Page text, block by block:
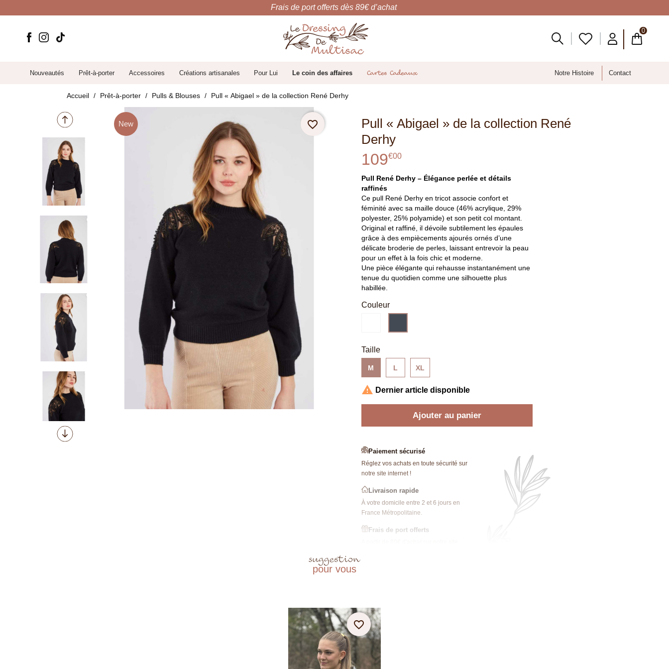
0
Nouveautés Prêt-à-porter Accessoires Créations artisanales Pour Lui Le coin des affaires Cartes Cadeaux Notre Histoire Contact
Frais de port offerts dès 89€ d’achat
Accueil Prêt-à-porter Pulls & Blouses Pull « Abigael » de la collection René Derhy
favorite_border
New
Pull « Abigael » de la collection René
Derhy
109€00
Pull René Derhy – Élégance perlée et détails
raffinés
Ce pull René Derhy en tricot associe confort et
féminité avec sa maille douce (46% acrylique, 29%
polyester, 25% polyamide) et son petit col montant.
Original et raffiné, il dévoile subtilement les épaules
grâce à des empiècements ajourés ornés d’une
délicate broderie de perles, laissant entrevoir la peau
pour un effet à la fois chic et moderne.
Une pièce élégante qui rehausse instantanément une
tenue du quotidien comme une silhouette plus
habillée.
Taille
M L XL
Couleur
 Dernier article disponible
Ajouter au panier
Paiement sécurisé
Réglez vos achats en toute sécurité sur
notre site internet !
Livraison rapide
À votre domicile entre 2 et 6 jours en
France Métropolitaine.
Frais de port offerts
suggestion
pour vous
favorite_border